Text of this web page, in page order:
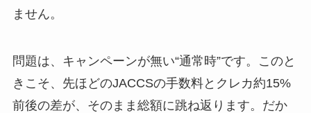
ません。
問題は、キャンペーンが無い“通常時”です。このと
きこそ、先ほどのJACCSの手数料とクレカ約15%
前後の差が、そのまま総額に跳ね返ります。だか